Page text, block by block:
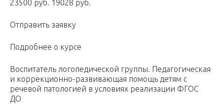
23500 руб. 19028 руб.
Отправить заявку
Подробнее о курсе
Воспитатель логопедической группы. Педагогическая
и коррекционно-развивающая помощь детям с
речевой патологией в условиях реализации ФГОС
ДО